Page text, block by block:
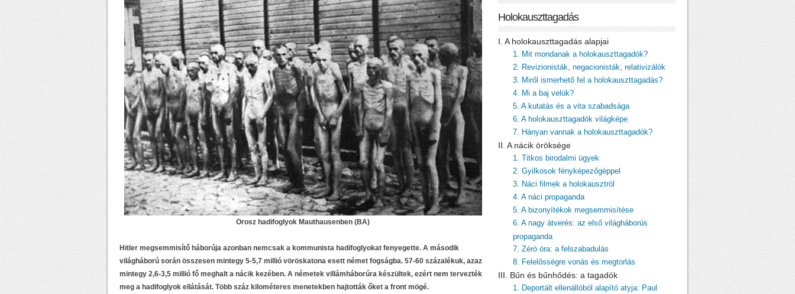
Orosz hadifoglyok Mauthausenben (BA)
Hitler megsemmisítő háborúja azonban nemcsak a kommunista hadifoglyokat fenyegette. A második
világháború során összesen mintegy 5-5,7 millió vöröskatona esett német fogságba. 57-60 százalékuk, azaz
mintegy 2,6-3,5 millió fő meghalt a nácik kezében. A németek villámháborúra készültek, ezért nem tervezték
meg a hadifoglyok ellátását. Több száz kilométeres menetekben hajtották őket a front mögé.
Holokauszttagadás
I. A holokauszttagadás alapjai
1. Mit mondanak a holokauszttagadók?
2. Revizionisták, negacionisták, relativizálók
3. Miről ismerhető fel a holokauszttagadás?
4. Mi a baj velük?
5. A kutatás és a vita szabadsága
6. A holokauszttagadók világképe
7. Hányan vannak a holokauszttagadók?
II. A nácik öröksége
1. Titkos birodalmi ügyek
2. Gyilkosok fényképezőgéppel
3. Náci filmek a holokausztról
4. A náci propaganda
5. A bizonyítékok megsemmisítése
6. A nagy átverés: az első világháborús
propaganda
7. Zéró óra: a felszabadulás
8. Felelősségre vonás és megtorlás
III. Bűn és bűnhődés: a tagadók
1. Deportált ellenállóból alapító atyja: Paul